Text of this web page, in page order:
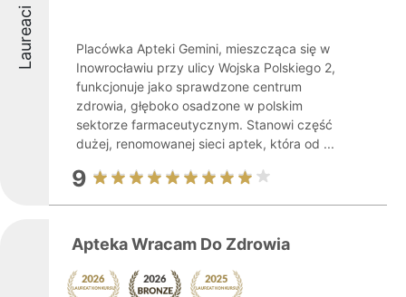
Laureaci
Placówka Apteki Gemini, mieszcząca się w
Inowrocławiu przy ulicy Wojska Polskiego 2,
funkcjonuje jako sprawdzone centrum
zdrowia, głęboko osadzone w polskim
sektorze farmaceutycznym. Stanowi część
dużej, renomowanej sieci aptek, która od ...
9
Apteka Wracam Do Zdrowia